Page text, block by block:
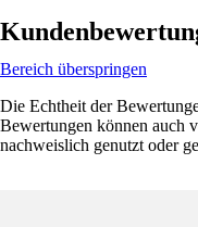
Bereich überspringen
Die Echtheit der
Bewertungen können auch
nachweislich genutzt oder